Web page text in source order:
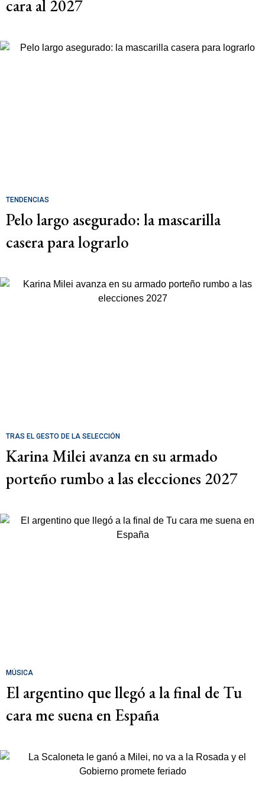
cara al 2027
TENDENCIAS
Pelo largo asegurado: la mascarilla
casera para lograrlo
TRAS EL GESTO DE LA SELECCIÓN
Karina Milei avanza en su armado
porteño rumbo a las elecciones 2027
MÚSICA
El argentino que llegó a la final de Tu
cara me suena en España